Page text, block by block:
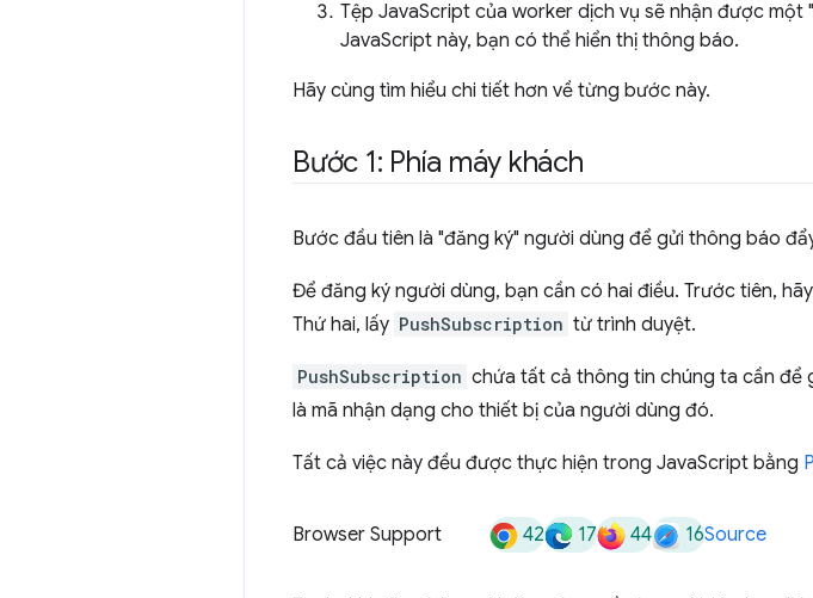
Tệp JavaScript của worker dịch vụ sẽ nhận được
JavaScript này, bạn có thể hiển thị thông báo.
Hãy cùng tìm hiểu chi tiết hơn về từng bước này.
Bước 1: Phía máy khách
Bước đầu tiên là "đăng ký" người dùng để gửi thông báo
Để đăng ký người dùng, bạn cần có hai điều. Trước tiên,
Thứ hai, lấy PushSubscription từ trình duyệt.
PushSubscription chứa tất cả thông tin chúng ta cần để
là mã nhận dạng cho thiết bị của người dùng đó.
Tất cả việc này đều được thực hiện trong JavaScript bằng
Browser Support 42 17 44 16Source